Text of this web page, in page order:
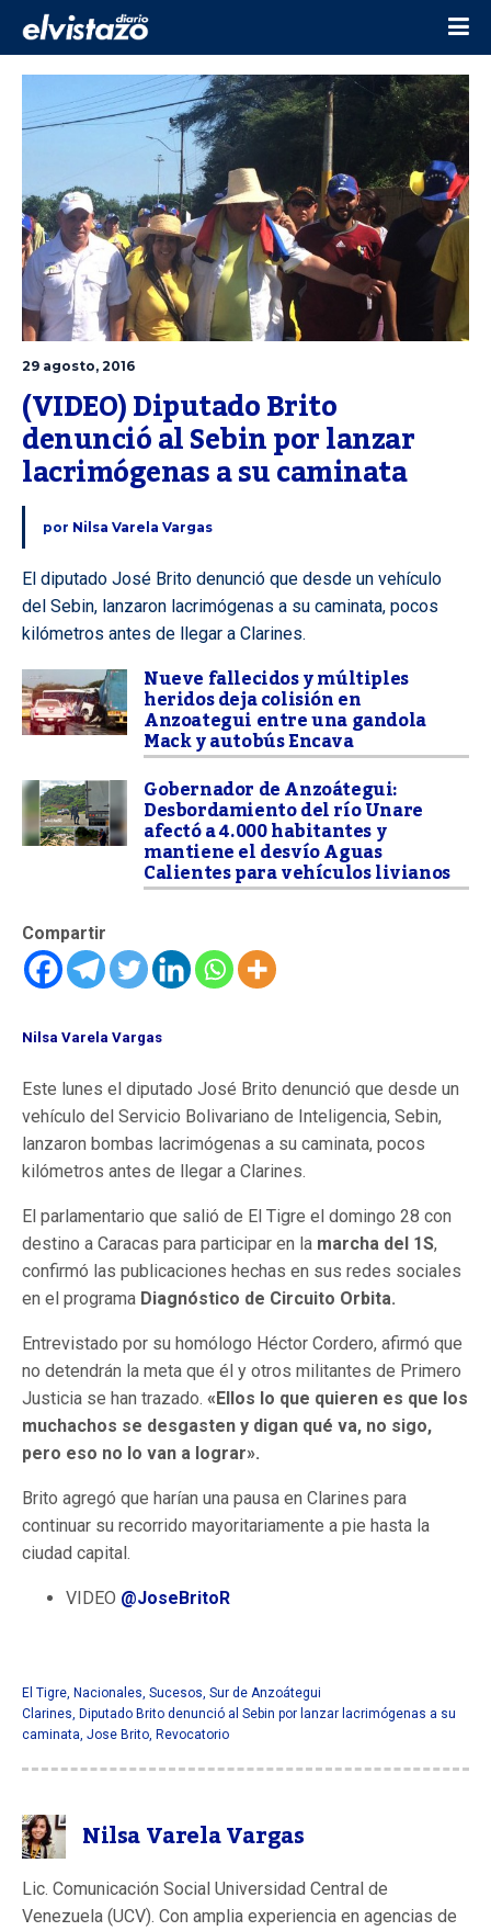
29 agosto, 2016
(VIDEO) Diputado Brito
denunció al Sebin por lanzar
lacrimógenas a su caminata
por Nilsa Varela Vargas
El diputado José Brito denunció que desde un vehículo
del Sebin, lanzaron lacrimógenas a su caminata, pocos
kilómetros antes de llegar a Clarines.
Nueve fallecidos y múltiples
heridos deja colisión en
Anzoategui entre una gandola
Mack y autobús Encava
Gobernador de Anzoátegui:
Desbordamiento del río Unare
afectó a 4.000 habitantes y
mantiene el desvío Aguas
Calientes para vehículos livianos
Compartir
Nilsa Varela Vargas
Este lunes el diputado José Brito denunció que desde un
vehículo del Servicio Bolivariano de Inteligencia, Sebin,
lanzaron bombas lacrimógenas a su caminata, pocos
kilómetros antes de llegar a Clarines.
El parlamentario que salió de El Tigre el domingo 28 con
destino a Caracas para participar en la marcha del 1S,
confirmó las publicaciones hechas en sus redes sociales
en el programa Diagnóstico de Circuito Orbita.
Entrevistado por su homólogo Héctor Cordero, afirmó que
no detendrán la meta que él y otros militantes de Primero
Justicia se han trazado. «Ellos lo que quieren es que los
muchachos se desgasten y digan qué va, no sigo,
pero eso no lo van a lograr».
Brito agregó que harían una pausa en Clarines para
continuar su recorrido mayoritariamente a pie hasta la
ciudad capital.
VIDEO @JoseBritoR
El Tigre, Nacionales, Sucesos, Sur de Anzoátegui
Clarines, Diputado Brito denunció al Sebin por lanzar lacrimógenas a su
caminata, Jose Brito, Revocatorio
Nilsa Varela Vargas
Lic. Comunicación Social Universidad Central de
Venezuela (UCV). Con amplia experiencia en agencias de